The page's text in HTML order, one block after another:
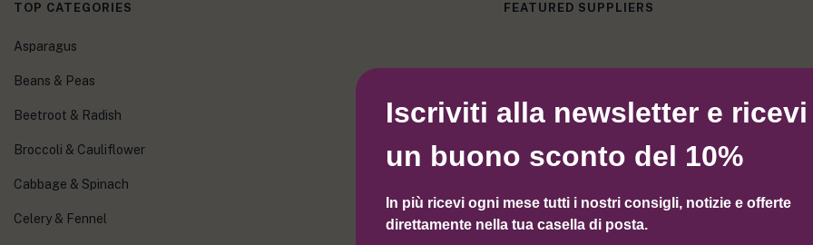
Iscriviti alla newsletter e ricevi
un buono sconto del 10%
In più ricevi ogni mese tutti i nostri consigli, notizie e offerte
direttamente nella tua casella di posta.
TOP CATEGORIES
Asparagus
Beans & Peas
Beetroot & Radish
Broccoli & Cauliflower
Cabbage & Spinach
Celery & Fennel
FEATURED SUPPLIERS